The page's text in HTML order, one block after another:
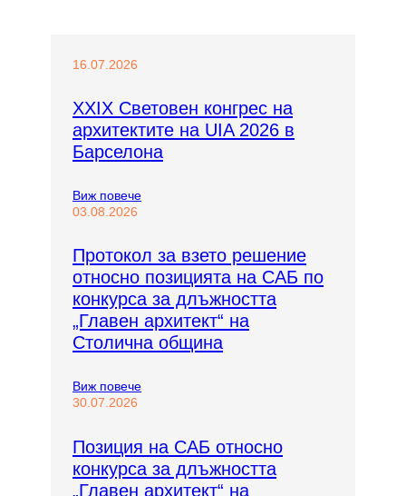
16.07.2026
XXIX Световен конгрес на
архитектите на UIA 2026 в
Барселона
Виж повече:
X
С
в
е
т
о
н
н
г
р
е
03.08.2026
Протокол за взето решение
относно позицията на САБ по
конкурса за длъжността
„Главен архитект“ на
Столична община
Виж повече:
т
о
к
30.07.2026
Позиция на САБ относно
конкурса за длъжността
„Главен архитект“ на